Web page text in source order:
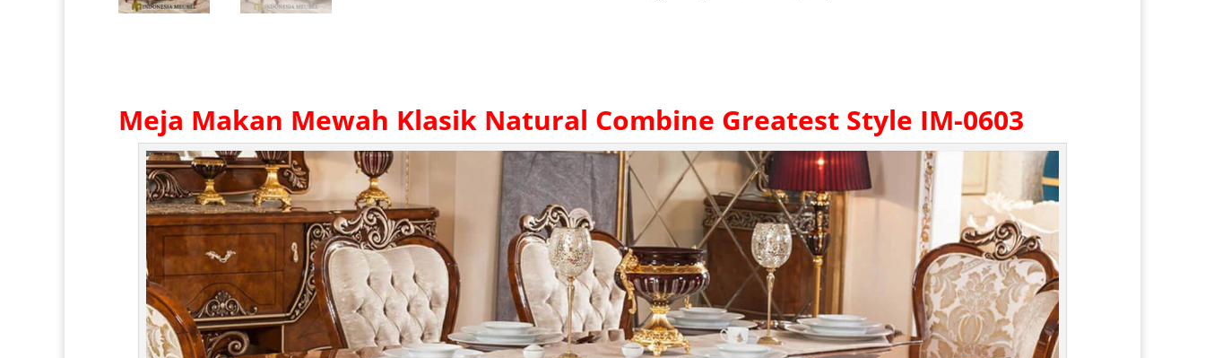
Meja Makan Mewah Klasik Natural Combine Greatest Style IM-0603